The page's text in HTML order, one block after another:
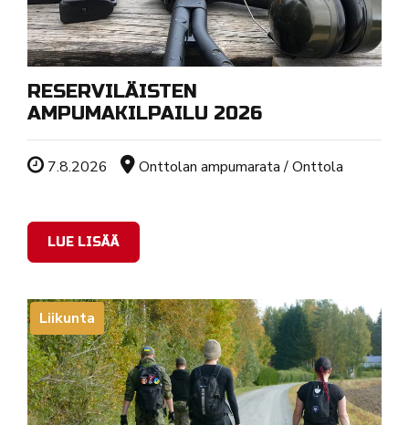
RESERVILÄISTEN
AMPUMAKILPAILU 2026
Tapahtuman ajankohta
7.8.2026 Sijainti
Onttolan ampumarata / Onttola
LUE LISÄÄ
Liikunta